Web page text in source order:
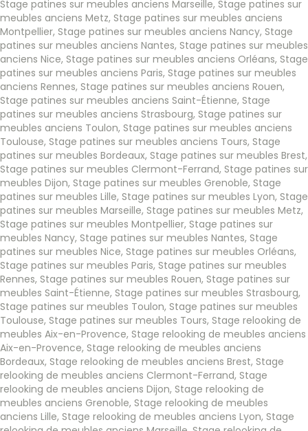
Stage patines sur meubles anciens Marseille, Stage patines sur
meubles anciens Metz, Stage patines sur meubles anciens
Montpellier, Stage patines sur meubles anciens Nancy, Stage
patines sur meubles anciens Nantes, Stage patines sur meubles
anciens Nice, Stage patines sur meubles anciens Orléans, Stage
patines sur meubles anciens Paris, Stage patines sur meubles
anciens Rennes, Stage patines sur meubles anciens Rouen,
Stage patines sur meubles anciens Saint-Étienne, Stage
patines sur meubles anciens Strasbourg, Stage patines sur
meubles anciens Toulon, Stage patines sur meubles anciens
Toulouse, Stage patines sur meubles anciens Tours, Stage
patines sur meubles Bordeaux, Stage patines sur meubles Brest,
Stage patines sur meubles Clermont-Ferrand, Stage patines sur
meubles Dijon, Stage patines sur meubles Grenoble, Stage
patines sur meubles Lille, Stage patines sur meubles Lyon, Stage
patines sur meubles Marseille, Stage patines sur meubles Metz,
Stage patines sur meubles Montpellier, Stage patines sur
meubles Nancy, Stage patines sur meubles Nantes, Stage
patines sur meubles Nice, Stage patines sur meubles Orléans,
Stage patines sur meubles Paris, Stage patines sur meubles
Rennes, Stage patines sur meubles Rouen, Stage patines sur
meubles Saint-Étienne, Stage patines sur meubles Strasbourg,
Stage patines sur meubles Toulon, Stage patines sur meubles
Toulouse, Stage patines sur meubles Tours, Stage relooking de
meubles Aix-en-Provence, Stage relooking de meubles anciens
Aix-en-Provence, Stage relooking de meubles anciens
Bordeaux, Stage relooking de meubles anciens Brest, Stage
relooking de meubles anciens Clermont-Ferrand, Stage
relooking de meubles anciens Dijon, Stage relooking de
meubles anciens Grenoble, Stage relooking de meubles
anciens Lille, Stage relooking de meubles anciens Lyon, Stage